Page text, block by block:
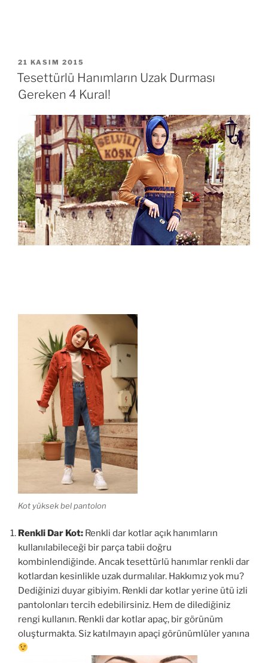
YAYIM
TARIHI
21 KASIM 2015
Tesettürlü Hanımların Uzak Durması
Gereken 4 Kural!
Kot yüksek bel pantolon
Renkli Dar Kot: Renkli dar kotlar açık hanımların
kullanılabileceği bir parça tabii doğru
kombinlendiğinde. Ancak tesettürlü hanımlar renkli dar
kotlardan kesinlikle uzak durmalılar. Hakkımız yok mu?
Dediğinizi duyar gibiyim. Renkli dar kotlar yerine ütü izli
pantolonları tercih edebilirsiniz. Hem de dilediğiniz
rengi kullanın. Renkli dar kotlar apaç, bir görünüm
oluşturmakta. Siz katılmayın apaçi görünümlüler yanına